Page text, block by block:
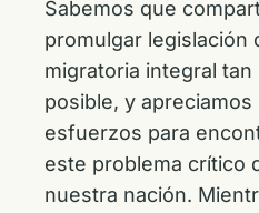
Sabemos que
promulgar legislación
migratoria integral
posible, y
esfuerzos para
este problema crítico
nuestra nación.